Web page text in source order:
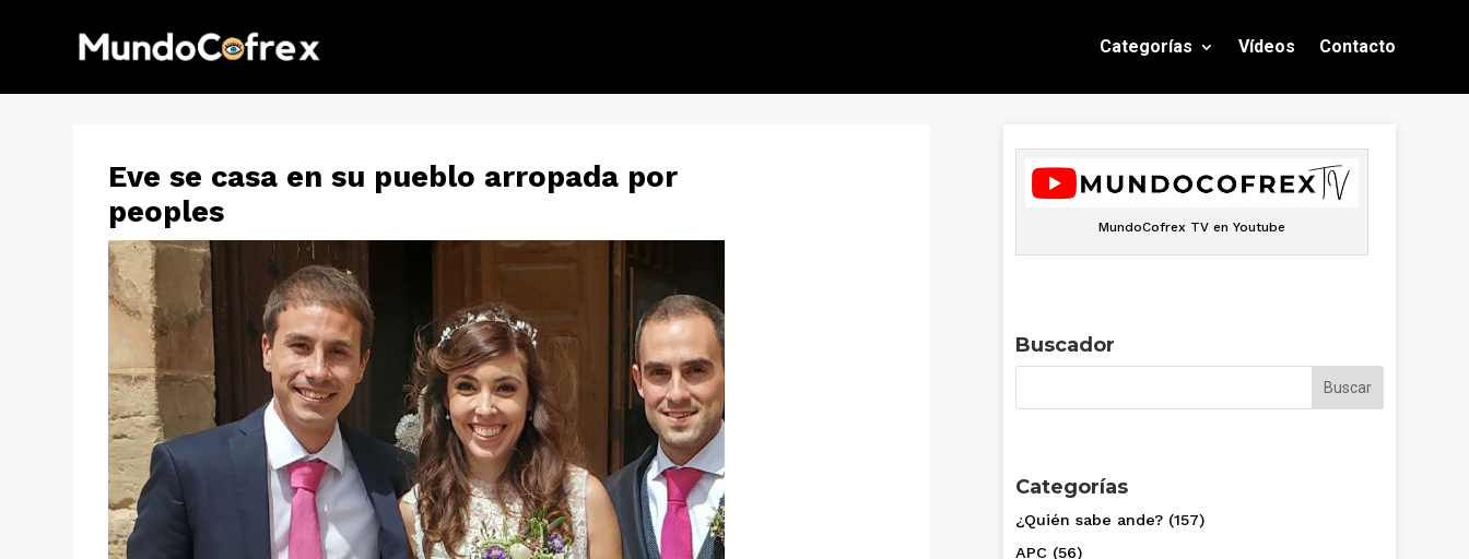
Categorías Vídeos Contacto
Eve se casa en su pueblo arropada por
peoples
MundoCofrex TV en Youtube
Buscador
Categorías
¿Quién sabe ande? (157)
APC (56)